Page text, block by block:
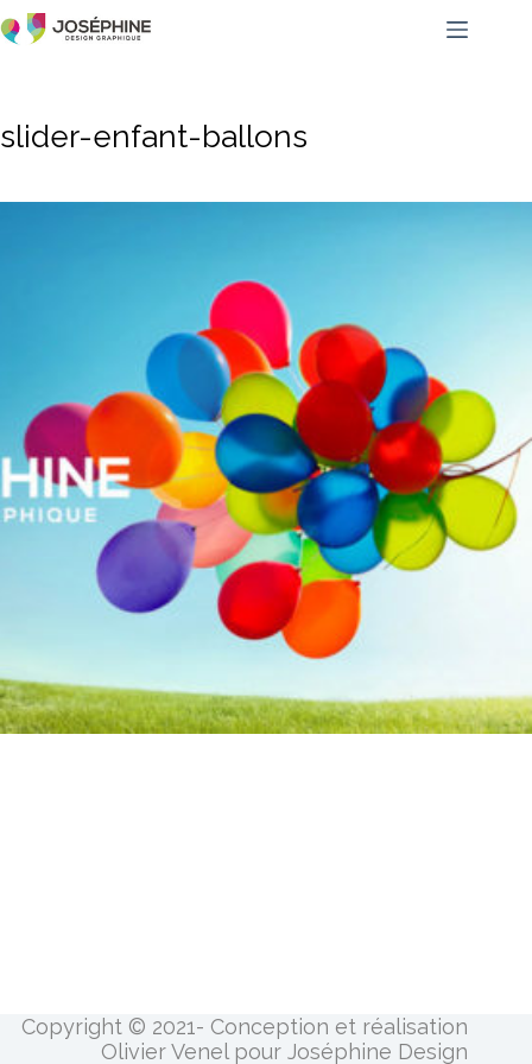
slider-enfant-ballons
Copyright © 2021- Conception et réalisation
Olivier Venel pour Joséphine Design